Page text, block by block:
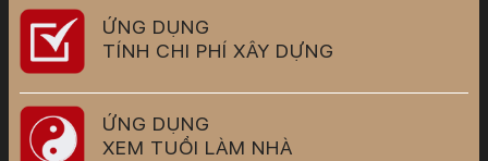
ỨNG DỤNG
TÍNH CHI PHÍ XÂY DỰNG
ỨNG DỤNG
XEM TUỔI LÀM NHÀ